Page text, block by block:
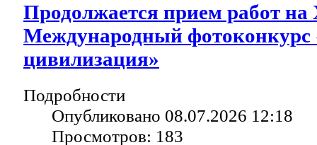
Продолжается прием работ на
Международный фотоконкурс
цивилизация»
Подробности
Опубликовано 08.07.2026 12:18
Просмотров: 183